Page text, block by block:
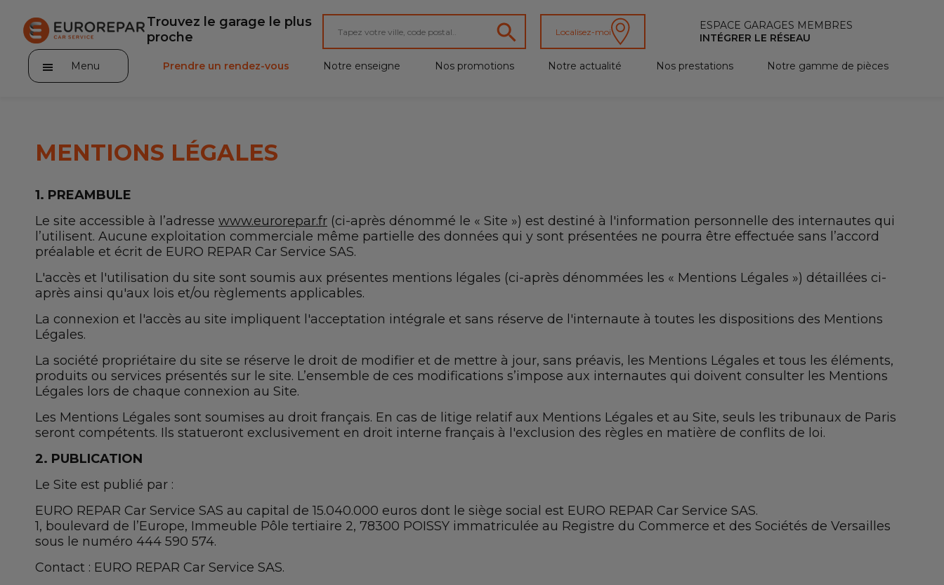
Trouvez le garage le plus
proche
Localisez-moi
ESPACE GARAGES MEMBRES
INTÉGRER LE RÉSEAU
Menu
Notre enseigne
Nos promotions
Notre actualité
Nos prestations
Notre gamme de pièces
Contactez nous
Prendre un rendez-vous Notre enseigne Nos promotions Notre actualité Nos prestations Notre gamme de pièces
MENTIONS LÉGALES
1. PREAMBULE
Le site accessible à l’adresse www.eurorepar.fr (ci-après dénommé le « Site ») est destiné à l'information personnelle des internautes qui
l’utilisent. Aucune exploitation commerciale même partielle des données qui y sont présentées ne pourra être effectuée sans l’accord
préalable et écrit de EURO REPAR Car Service SAS.
L'accès et l'utilisation du site sont soumis aux présentes mentions légales (ci-après dénommées les « Mentions Légales ») détaillées ci-
après ainsi qu'aux lois et/ou règlements applicables.
La connexion et l'accès au site impliquent l'acceptation intégrale et sans réserve de l'internaute à toutes les dispositions des Mentions
Légales.
La société propriétaire du site se réserve le droit de modifier et de mettre à jour, sans préavis, les Mentions Légales et tous les éléments,
produits ou services présentés sur le site. L’ensemble de ces modifications s’impose aux internautes qui doivent consulter les Mentions
Légales lors de chaque connexion au Site.
Les Mentions Légales sont soumises au droit français. En cas de litige relatif aux Mentions Légales et au Site, seuls les tribunaux de Paris
seront compétents. Ils statueront exclusivement en droit interne français à l'exclusion des règles en matière de conflits de loi.
2. PUBLICATION
Le Site est publié par :
EURO REPAR Car Service SAS au capital de 15.040.000 euros dont le siège social est EURO REPAR Car Service SAS.
1, boulevard de l’Europe, Immeuble Pôle tertiaire 2, 78300 POISSY immatriculée au Registre du Commerce et des Sociétés de Versailles
sous le numéro 444 590 574.
Contact : EURO REPAR Car Service SAS.